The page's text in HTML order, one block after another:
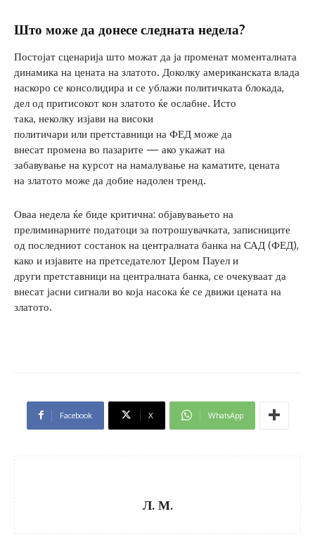
Што може да донесе следната недела?
Постојат сценарија што можат да ја променат моменталната
динамика на цената на златото. Доколку американската влада
наскоро се консолидира и се ублажи политичката блокада,
дел од притисокот кон златото ќе ослабне. Исто
така, неколку изјави на високи
политичари или претставници на ФЕД може да
внесат промена во пазарите — ако укажат на
забавување на курсот на намалување на каматите, цената
на златото може да добие надолен тренд.
Оваа недела ќе биде критична: објавувањето на
прелиминарните податоци за потрошувачката, записниците
од последниот состанок на централната банка на САД (ФЕД),
како и изјавите на претседателот Џером Пауел и
други претставници на централната банка, се очекуваат да
внесат јасни сигнали во која насока ќе се движи цената на
златото.
Facebook X WhatsApp
Л. М.